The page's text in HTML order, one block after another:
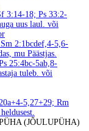
3:14-18; Ps 33:2-
uus laul. või
2:1bcdef,4-5,6-
mu Päästjas.
25:4bc-5ab,8-
tuleb. või
5,27+29; Rm
(JÕULUPÜHA)